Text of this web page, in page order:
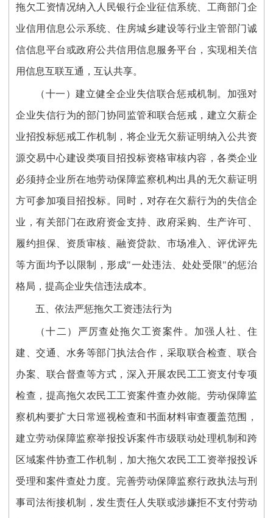
拖欠工资情况纳入人民银行企业征信系统、工商部门企
业信用信息公示系统、住房城乡建设等行业主管部门诚
信信息平台或政府公共信用信息服务平台，实现相关信
用信息互联互通，互认共享。
（十一）建立健全企业失信联合惩戒机制。加强对
企业失信行为的部门协同监管和联合惩戒，建立欠薪企
业招投标惩戒工作机制，将企业无欠薪证明纳入公共资
源交易中心建设类项目招投标资格审核内容，各类企业
必须持企业所在地劳动保障监察机构出具的无欠薪证明
方可参加项目招投标。同时，对存在欠薪行为的失信企
业，有关部门在政府资金支持、政府采购、生产许可、
履约担保、资质审核、融资贷款、市场准入、评优评先
等方面均予以限制，形成"一处违法、处处受限"的惩治
格局，提高企业失信违法成本。
五、依法严惩拖欠工资违法行为
（十二）严厉查处拖欠工资案件。加强人社、住
建、交通、水务等部门执法合作，采取联合检查、联合
办案、联合督查等方式，深入开展农民工工资支付专项
检查，提高拖欠农民工工资案件查办效能。劳动保障监
察机构要扩大日常巡视检查和书面材料审查覆盖范围，
建立劳动保障监察举报投诉案件市级联动处理机制和跨
区域案件协查工作机制，加大拖欠农民工工资举报投诉
受理和案件查处力度。完善劳动保障监察行政执法与刑
事司法衔接机制，发生责任人失联或涉嫌拒不支付劳动